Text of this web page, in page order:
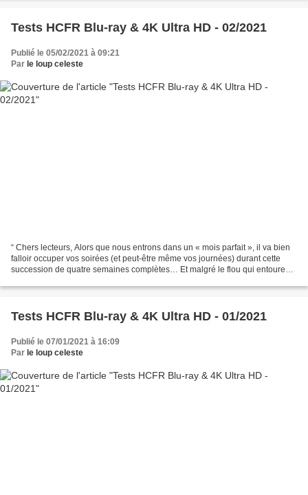
Tests HCFR Blu-ray & 4K Ultra HD - 02/2021
Publié le 05/02/2021 à 09:21
Par le loup celeste
“ Chers lecteurs, Alors que nous entrons dans un « mois parfait », il va bien
falloir occuper vos soirées (et peut-être même vos journées) durant cette
succession de quatre semaines complètes… Et malgré le flou qui entoure
Tests HCFR Blu-ray & 4K Ultra HD - 01/2021
Publié le 07/01/2021 à 16:09
Par le loup celeste